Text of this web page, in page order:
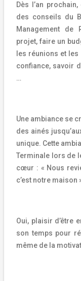
Dès l’an
des conseils du
Management de
projet, faire un
les réunions et
confiance, savoir
…
Une ambiance se
des ainés
unique. Cette
Terminale lors de
cœur : « Nous
c’est notre maison
Oui, plaisir d’être
son temps pour
même de la